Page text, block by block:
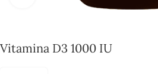
Vitamina D3 1000 IU